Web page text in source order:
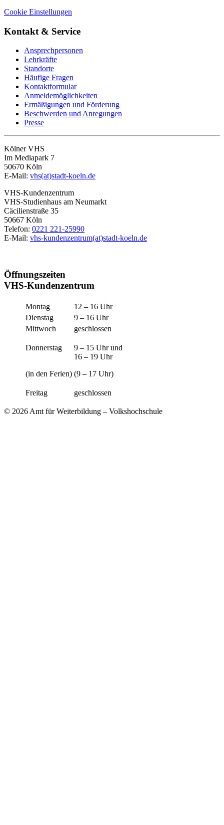
Cookie Einstellungen
Kontakt & Service
Ansprechpersonen
Lehrkräfte
Standorte
Häufige Fragen
Kontaktformular
Anmeldemöglichkeiten
Ermäßigungen und Förderung
Beschwerden und Anregungen
Presse
Kölner VHS
Im Mediapark 7
50670 Köln
E-Mail: vhs(at)stadt-koeln.de
VHS-Kundenzentrum
VHS-Studienhaus am Neumarkt
Cäcilienstraße 35
50667 Köln
Telefon: 0221 221-25990
E-Mail: vhs-kundenzentrum(at)stadt-koeln.de
Öffnungszeiten
VHS-Kundenzentrum
Montag
12 – 16 Uhr
Dienstag
9 – 16 Uhr
Mittwoch
geschlossen
Donnerstag
(in den Ferien)
9 – 15 Uhr und
16 – 19 Uhr
(9 – 17 Uhr)
Freitag geschlossen
© 2026 Amt für Weiterbildung – Volkshochschule